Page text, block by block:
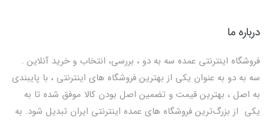
درباره ما
فروشگاه اینترنتی عمده سه به دو ، بررسی، انتخاب و خرید آنلاین .
سه به دو به عنوان یکی از بهترين فروشگاه های اینترنتی ، با پایبندی
به اصل ، بهترين قيمت و تضمین اصل‌ بودن کالا موفق شده تا به
يكي از بزرگ‌ترين فروشگاه هاي عمده اینترنتی ایران تبدیل شود. به